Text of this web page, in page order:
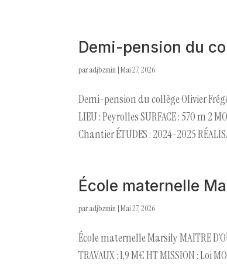
Demi-pension du
paradjbzmin |Mai 27, 2026
Demi-pension du collège Olivier
LIEU : Peyrolles SURFACE : 570 m 2
Chantier ÉTUDES : 2024-2025
École maternelle
paradjbzmin |Mai 27, 2026
École maternelle Marsily MAITRE
TRAVAUX : 1,9 M€ HT MISSION : Loi